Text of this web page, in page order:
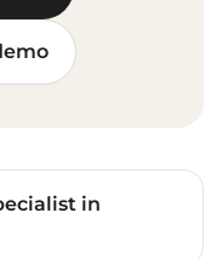
in